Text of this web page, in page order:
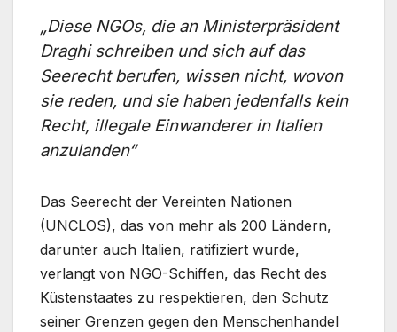
„Diese NGOs, die an Ministerpräsident
Draghi schreiben und sich auf das
Seerecht berufen, wissen nicht, wovon
sie reden, und sie haben jedenfalls kein
Recht, illegale Einwanderer in Italien
anzulanden“
Das Seerecht der Vereinten Nationen
(UNCLOS), das von mehr als 200 Ländern,
darunter auch Italien, ratifiziert wurde,
verlangt von NGO-Schiffen, das Recht des
Küstenstaates zu respektieren, den Schutz
seiner Grenzen gegen den Menschenhandel